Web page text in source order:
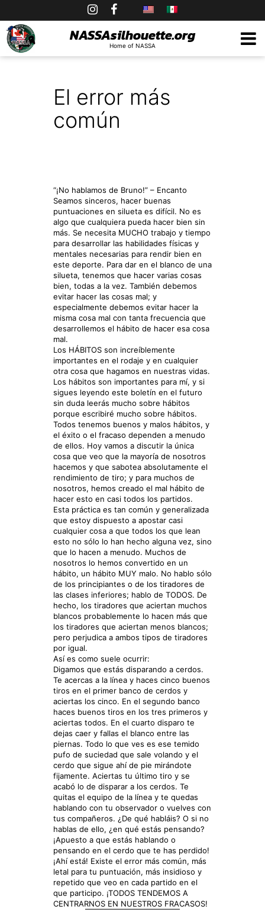
to
content
NASSAsilhouette.org
Home of NASSA
El error más
común
“¡No hablamos de Bruno!” – Encanto
Seamos sinceros, hacer buenas
puntuaciones en silueta es difícil. No es
algo que cualquiera pueda hacer bien sin
más. Se necesita MUCHO trabajo y tiempo
para desarrollar las habilidades físicas y
mentales necesarias para rendir bien en
este deporte. Para dar en el blanco de una
silueta, tenemos que hacer varias cosas
bien, todas a la vez. También debemos
evitar hacer las cosas mal; y
especialmente debemos evitar hacer la
misma cosa mal con tanta frecuencia que
desarrollemos el hábito de hacer esa cosa
mal.
Los HÁBITOS son increíblemente
importantes en el rodaje y en cualquier
otra cosa que hagamos en nuestras vidas.
Los hábitos son importantes para mí, y si
sigues leyendo este boletín en el futuro
sin duda leerás mucho sobre hábitos
porque escribiré mucho sobre hábitos.
Todos tenemos buenos y malos hábitos, y
el éxito o el fracaso dependen a menudo
de ellos. Hoy vamos a discutir la única
cosa que veo que la mayoría de nosotros
hacemos y que sabotea absolutamente el
rendimiento de tiro; y para muchos de
nosotros, hemos creado el mal hábito de
hacer esto en casi todos los partidos.
Esta práctica es tan común y generalizada
que estoy dispuesto a apostar casi
cualquier cosa a que todos los que lean
esto no sólo lo han hecho alguna vez, sino
que lo hacen a menudo. Muchos de
nosotros lo hemos convertido en un
hábito, un hábito MUY malo. No hablo sólo
de los principiantes o de los tiradores de
las clases inferiores; hablo de TODOS. De
hecho, los tiradores que aciertan muchos
blancos probablemente lo hacen más que
los tiradores que aciertan menos blancos;
pero perjudica a ambos tipos de tiradores
por igual.
Así es como suele ocurrir:
Digamos que estás disparando a cerdos.
Te acercas a la línea y haces cinco buenos
tiros en el primer banco de cerdos y
aciertas los cinco. En el segundo banco
haces buenos tiros en los tres primeros y
aciertas todos. En el cuarto disparo te
dejas caer y fallas el blanco entre las
piernas. Todo lo que ves es ese temido
pufo de suciedad que sale volando y el
cerdo que sigue ahí de pie mirándote
fijamente. Aciertas tu último tiro y se
acabó lo de disparar a los cerdos. Te
quitas el equipo de la línea y te quedas
hablando con tu observador o vuelves con
tus compañeros. ¿De qué habláis? O si no
hablas de ello, ¿en qué estás pensando?
¡Apuesto a que estás hablando o
pensando en el cerdo que te has perdido!
¡Ahí está! Existe el error más común, más
letal para tu puntuación, más insidioso y
repetido que veo en cada partido en el
que participo. ¡TODOS TENDEMOS A
CENTRARNOS EN NUESTROS FRACASOS!